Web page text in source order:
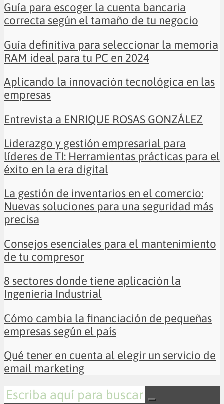
Guía para escoger la cuenta bancaria
correcta según el tamaño de tu negocio
Guía definitiva para seleccionar la memoria
RAM ideal para tu PC en 2024
Aplicando la innovación tecnológica en las
empresas
Entrevista a ENRIQUE ROSAS GONZÁLEZ
Liderazgo y gestión empresarial para
líderes de TI: Herramientas prácticas para el
éxito en la era digital
La gestión de inventarios en el comercio:
Nuevas soluciones para una seguridad más
precisa
Consejos esenciales para el mantenimiento
de tu compresor
8 sectores donde tiene aplicación la
Ingeniería Industrial
Cómo cambia la financiación de pequeñas
empresas según el país
Qué tener en cuenta al elegir un servicio de
email marketing